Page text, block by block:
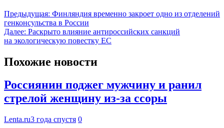
Предыдущая: Финляндия временно закроет одно из отделений
генконсульства в России
Далее: Раскрыто влияние антироссийских санкций
на экологическую повестку ЕС
Похожие новости
Россиянин поджег мужчину и ранил
стрелой женщину из-за ссоры
Lenta.ru3 года спустя 0